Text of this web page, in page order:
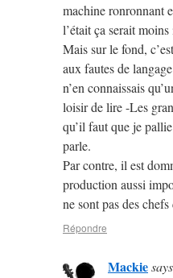
machine ronronnant
l’était ça serait moins
Mais sur le fond,
aux fautes de
n’en connaissais
loisir de lire -Les
qu’il faut que je
parle.
Par contre, il est
production aussi
ne sont pas des
Répondre
Mackie